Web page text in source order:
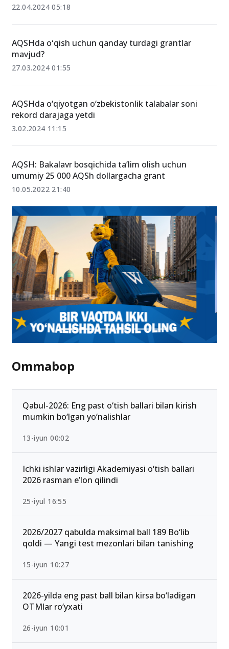
22.04.2024 05:18
AQSHda oʻqish uchun qanday turdagi grantlar
mavjud?
27.03.2024 01:55
AQSHda o‘qiyotgan o‘zbekistonlik talabalar soni
rekord darajaga yetdi
3.02.2024 11:15
AQSH: Bakalavr bosqichida ta’lim olish uchun
umumiy 25 000 AQSh dollargacha grant
10.05.2022 21:40
Ommabop
Qabul-2026: Eng past o‘tish ballari bilan kirish
mumkin bo‘lgan yo‘nalishlar
13-iyun 00:02
Ichki ishlar vazirligi Akademiyasi o‘tish ballari
2026 rasman e’lon qilindi
25-iyul 16:55
2026/2027 qabulda maksimal ball 189 Bo‘lib
qoldi — Yangi test mezonlari bilan tanishing
15-iyun 10:27
2026-yilda eng past ball bilan kirsa bo‘ladigan
OTMlar ro‘yxati
26-iyun 10:01